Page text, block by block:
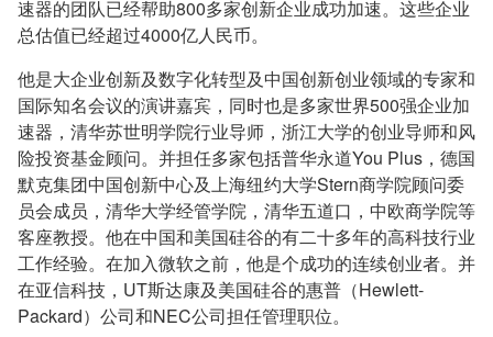
速器的团队已经帮助800多家创新企业成功加速。这些企业
总估值已经超过4000亿人民币。
他是大企业创新及数字化转型及中国创新创业领域的专家和
国际知名会议的演讲嘉宾，同时也是多家世界500强企业加
速器，清华苏世明学院行业导师，浙江大学的创业导师和风
险投资基金顾问。并担任多家包括普华永道You Plus，德国
默克集团中国创新中心及上海纽约大学Stern商学院顾问委
员会成员，清华大学经管学院，清华五道口，中欧商学院等
客座教授。他在中国和美国硅谷的有二十多年的高科技行业
工作经验。在加入微软之前，他是个成功的连续创业者。并
在亚信科技，UT斯达康及美国硅谷的惠普（Hewlett-
Packard）公司和NEC公司担任管理职位。